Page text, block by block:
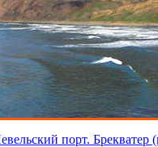
порт. Брекватер